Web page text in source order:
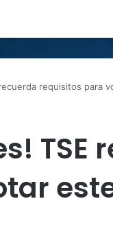
requisitos para
TSE